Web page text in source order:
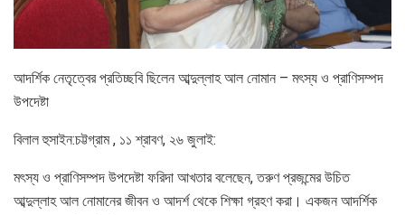
আদর্শিক নেতৃত্বের প্রতিচ্ছবি ছিলেন আব্দুল্লাহ আল নোমান – মৎস্য ও প্রাণিসম্পদ
উপদেষ্টা
বিলাল হুসাইন:চট্টগ্রাম , ১১ শ্রাবণ, ২৬ জুলাই:
মৎস্য ও প্রাণিসম্পদ উপদেষ্টা ফরিদা আখতার বলেছেন, তরুণ প্রজন্মের উচিত
আব্দুল্লাহ আল নোমানের জীবন ও আদর্শ থেকে শিক্ষা গ্রহণ করা। একজন আদর্শিক